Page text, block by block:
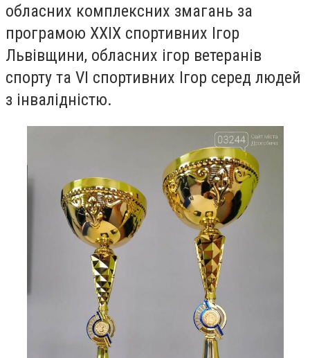
обласних комплексних змагань за
програмою XXIX спортивних Ігор
Львівщини, обласних ігор ветеранів
спорту та VI спортивних Ігор серед людей
з інвалідністю.